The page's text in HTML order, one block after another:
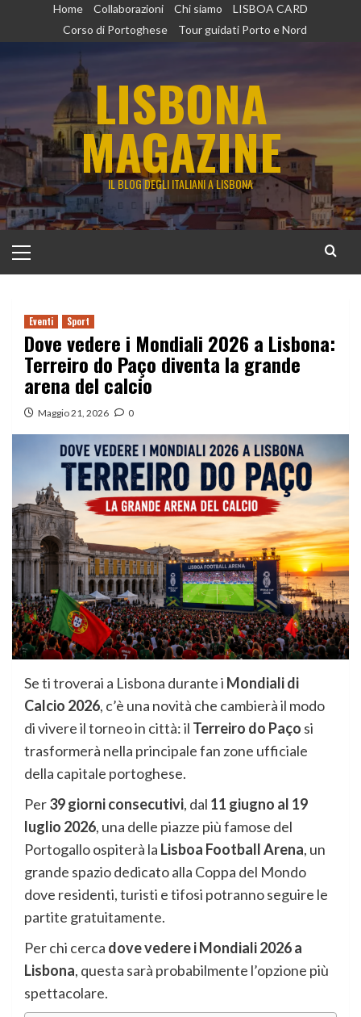
Home Collaborazioni Chi siamo
LISBOA CARD
Corso di Portoghese
Tour guidati Porto e Nord
LISBONA
MAGAZINE
IL BLOG DEGLI ITALIANI A LISBONA
principale
Eventi Sport
Dove vedere i Mondiali 2026 a Lisbona:
Terreiro do Paço diventa la grande
arena del calcio
Maggio 21, 2026 0
Se ti troverai a Lisbona durante i Mondiali di
Calcio 2026, c’è una novità che cambierà il modo
di vivere il torneo in città: il Terreiro do Paço si
trasformerà nella principale fan zone ufficiale
della capitale portoghese.
Per39 giorni consecutivi, dal 11 giugno al 19
luglio 2026, una delle piazze più famose del
Portogallo ospiterà la Lisboa Football Arena, un
grande spazio dedicato alla Coppa del Mondo
dove residenti, turisti e tifosi potranno seguire le
partite gratuitamente.
Per chi cerca dove vedere i Mondiali 2026 a
Lisbona, questa sarà probabilmente l’opzione più
spettacolare.